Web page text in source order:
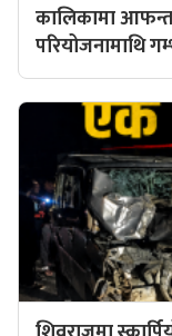
कालिकामा
परियोजनामाथि